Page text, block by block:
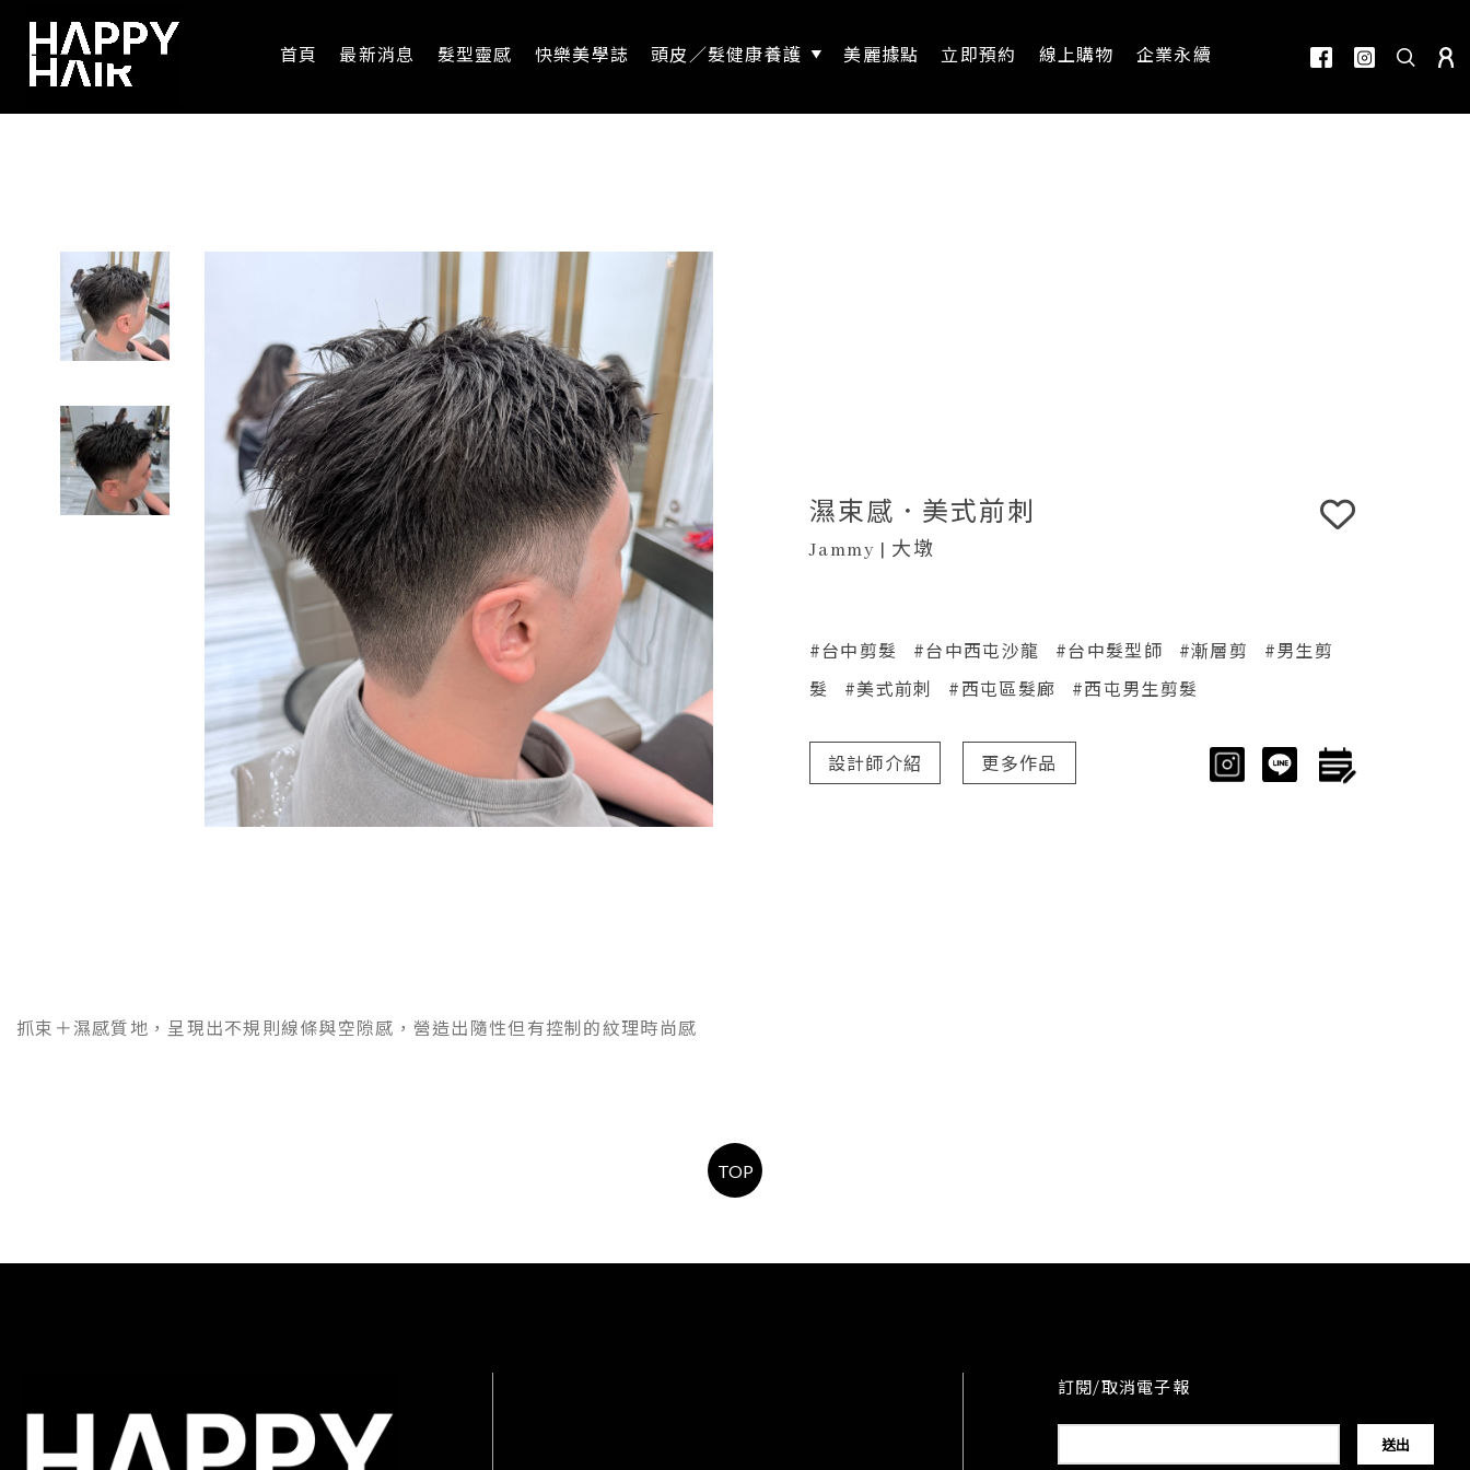
首頁 最新消息 髮型靈感 快樂美學誌 頭皮／髮健康養護 美麗據點 立即預約 線上購物 企業永續
濕束感．美式前刺
Jammy | 大墩
#台中剪髮 #台中西屯沙龍 #台中髮型師 #漸層剪
#男生剪
髮
#美式前刺 #西屯區髮廊 #西屯男生剪髮
設計師介紹 更多作品
抓束＋濕感質地，呈現出不規則線條與空隙感，營造出隨性但有控制的紋理時尚感
TOP
訂閱/取消電子報